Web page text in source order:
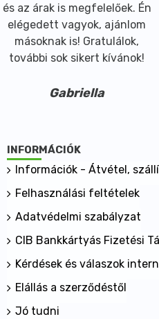
és az árak is megfelelőek. Én
elégedett vagyok, ajánlom
másoknak is! Gratulálok,
további sok sikert kívánok!
Gabriella
INFORMÁCIÓK
Információk - Átvétel,
Felhasználási feltételek
Adatvédelmi szabályzat
CIB Bankkártyás Fizetési
Kérdések és válaszok
Elállás a szerződéstől
Jó tudni